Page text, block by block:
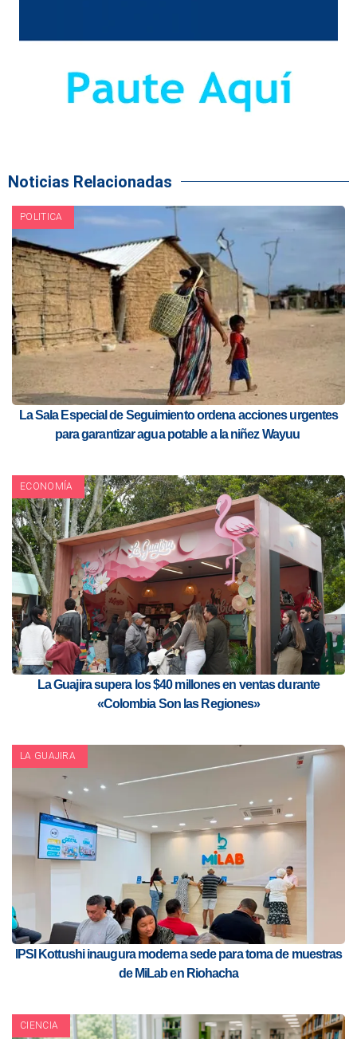
Noticias Relacionadas
POLITICA
La Sala Especial de Seguimiento ordena acciones urgentes
para garantizar agua potable a la niñez Wayuu
ECONOMÍA
La Guajira supera los $40 millones en ventas durante
«Colombia Son las Regiones»
LA GUAJIRA
IPSI Kottushi inaugura moderna sede para toma de muestras
de MiLab en Riohacha
CIENCIA